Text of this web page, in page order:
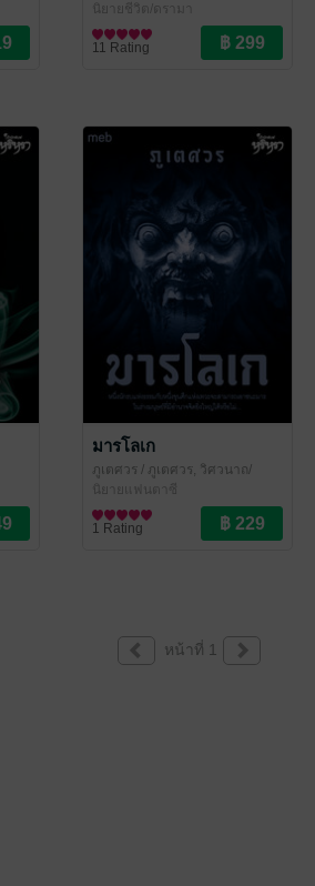
สำนักพิมพ์หริหรา
นิยายชีวิต/ดรามา
11 Rating
มารโลเก
ภูเตศวร / ภูเตศวร, วิศวนาถ/
สำนักพิมพ์หริหรา
นิยายแฟนตาซี
1 Rating
หน้าที่ 1